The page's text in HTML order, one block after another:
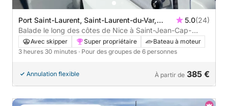
Port Saint-Laurent, Saint-Laurent-du-Var,
France
5.0(24)
Balade le long des côtes de Nice à Saint-Jean-Cap-
Ferrat : Votre Sortie Privée en Mer
Avec skipper Super propriétaire
Bateau à moteur
3 heures 30 minutes · Pour des groupes de 6 personnes
Annulation flexible À partir de 385 €